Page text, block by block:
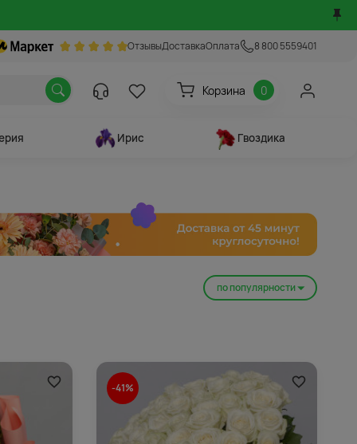
ОтзывыДоставкаОплата 8 800 5559401
Корзина 0
Ирис Гвоздика
по популярности
-41%